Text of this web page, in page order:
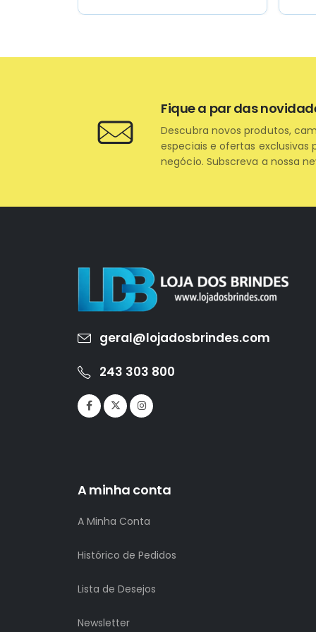
Fique a par das
Descubra novos produtos,
especiais e ofertas exclusivas
negócio. Subscreva a nossa
geral@lojadosbrindes.com
243 303 800
A minha conta
A Minha Conta
Histórico de Pedidos
Lista de Desejos
Newsletter